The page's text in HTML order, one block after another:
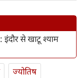
से खाटू श्याम
ज्योतिष